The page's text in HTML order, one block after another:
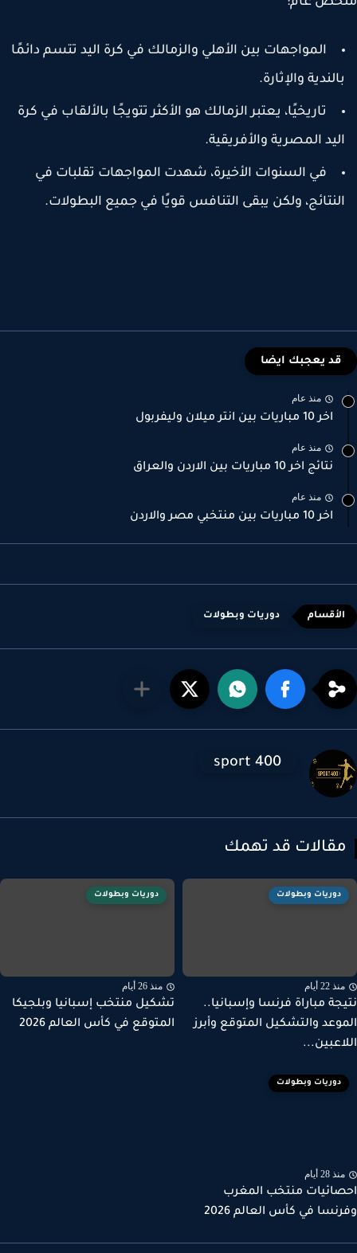
المواجهات بين الأهلي والزمالك في كرة اليد تتسم دائمًا
والإثارة.
تاريخيًا، يعتبر الزمالك هو الأكثر تتويجًا بالألقاب في كرة
المصرية والأفريقية.
في السنوات الأخيرة، شهدت المواجهات تقلبات في
ولكن يبقى التنافس قويًا في جميع البطولات.
قد يعجبك ايضا
منذ عام
اخر 10 مباريات بين انتر ميلان وليفربول
منذ عام
نتائج اخر 10 مباريات بين الاردن والعراق
منذ عام
اخر 10 مباريات بين منتخبي مصر والاردن
دوريات وبطولات
sport 400
قد تهمك
دوريات وبطولات
22 أيام
مباراة فرنسا وإسبانيا..
والتشكيل المتوقع وأبرز
دوريات وبطولات
منذ 26 أيام
تشكيل منتخب إسبانيا وبلجيكا
المتوقع في كأس العالم 2026
دوريات وبطولات
28 أيام
منتخب المغرب
في كأس العالم 2026